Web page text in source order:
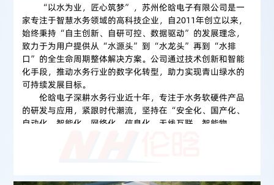
“以水为业，匠心筑梦”，苏州伦晗电子有限公司是一
家专注于智慧水务领域的高科技企业，自2011年创立以来，
始终秉持“自主创新、自研可控、数据驱动”的发展理念，
致力于为用户提供从“水源头”到“水龙头”再到“水排
口”的全生命周期整体解决方案。公司通过技术创新和智能
化手段，推动水务行业的数字化转型，助力实现青山绿水的
可持续发展目标。
伦晗电子深耕水务行业近十年，专注于水务软硬件产品
的研发与应用，紧跟时代潮流，坚持在“安全化、国产化、
自动化、智能化、网络化、信息化、无线互联、智能物